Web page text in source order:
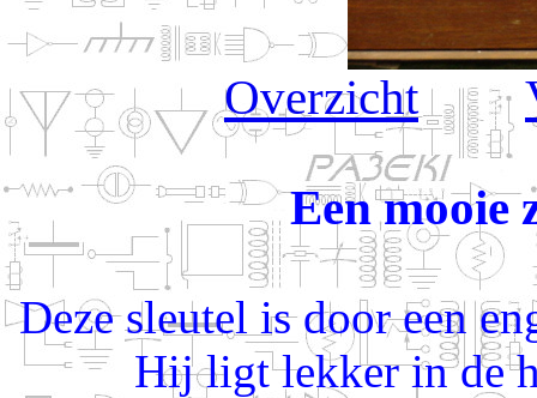
Overzicht
Een mooie
Deze sleutel is door een
Hij ligt lekker in de